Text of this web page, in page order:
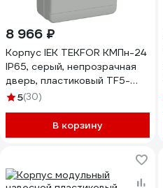
8 966 ₽
Корпус IEK TEKFOR КМПн-24
IP65, серый, непрозрачная
дверь, пластиковый TF5-
KP73-N-24-65-K03-K03
5(30)
В корзину